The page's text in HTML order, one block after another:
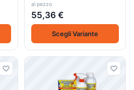
al pezzo
55,36 €
Scegli Variante